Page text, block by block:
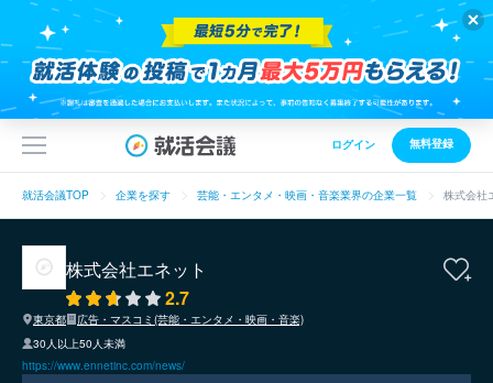
ログイン 無料登録
就活会議TOP 企業を探す 芸能・エンタメ・映画・音楽業界の企業一覧 株式会社
株式会社エネット
2.7
東京都
広告・マスコミ(芸能・エンタメ・映画・音楽)
30人以上50人未満
https://www.ennetinc.com/news/